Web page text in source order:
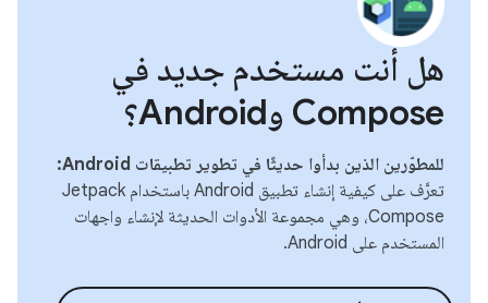
هل أنت مستخدم جديد في
Compose وAndroid؟
للمطوّرين الذين بدأوا حديثًا في تطوير تطبيقات Android:
تعرَّف على كيفية إنشاء تطبيق Android باستخدام Jetpack
Compose، وهي مجموعة الأدوات الحديثة لإنشاء واجهات
المستخدم على Android.